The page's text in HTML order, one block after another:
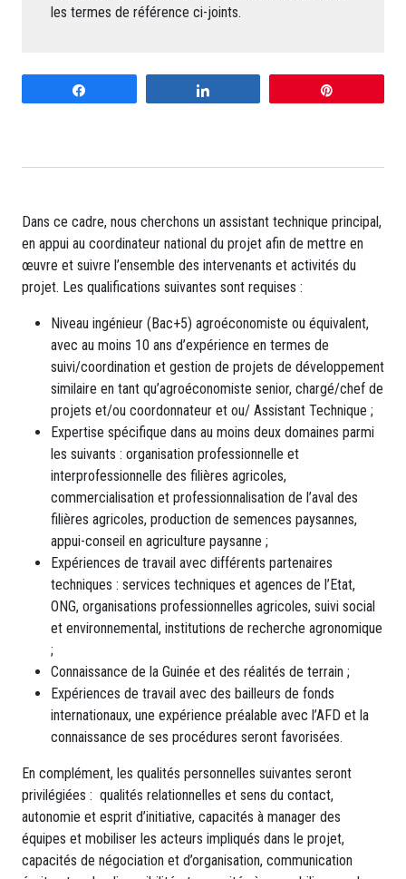
les termes de référence ci-joints.
Dans ce cadre, nous cherchons un assistant technique principal,
en appui au coordinateur national du projet afin de mettre en
œuvre et suivre l’ensemble des intervenants et activités du
projet. Les qualifications suivantes sont requises :
Niveau ingénieur (Bac+5) agroéconomiste ou équivalent,
avec au moins 10 ans d’expérience en termes de
suivi/coordination et gestion de projets de développement
similaire en tant qu’agroéconomiste senior, chargé/chef de
projets et/ou coordonnateur et ou/ Assistant Technique ;
Expertise spécifique dans au moins deux domaines parmi
les suivants : organisation professionnelle et
interprofessionnelle des filières agricoles,
commercialisation et professionnalisation de l’aval des
filières agricoles, production de semences paysannes,
appui-conseil en agriculture paysanne ;
Expériences de travail avec différents partenaires
techniques : services techniques et agences de l’Etat,
ONG, organisations professionnelles agricoles, suivi social
et environnemental, institutions de recherche agronomique
;
Connaissance de la Guinée et des réalités de terrain ;
Expériences de travail avec des bailleurs de fonds
internationaux, une expérience préalable avec l’AFD et la
connaissance de ses procédures seront favorisées.
En complément, les qualités personnelles suivantes seront
privilégiées : qualités relationnelles et sens du contact,
autonomie et esprit d’initiative, capacités à manager des
équipes et mobiliser les acteurs impliqués dans le projet,
capacités de négociation et d’organisation, communication